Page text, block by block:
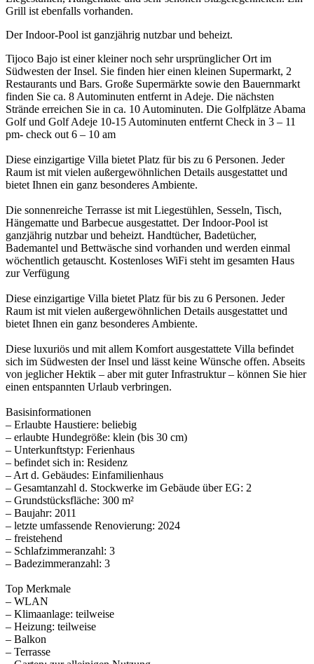
Grill ist ebenfalls vorhanden.
Der Indoor-Pool ist ganzjährig nutzbar und beheizt.
Tijoco Bajo ist einer kleiner noch sehr ursprünglicher Ort im
Südwesten der Insel. Sie finden hier einen kleinen Supermarkt, 2
Restaurants und Bars. Große Supermärkte sowie den Bauernmarkt
finden Sie ca. 8 Autominuten entfernt in Adeje. Die nächsten
Strände erreichen Sie in ca. 10 Autominuten. Die Golfplätze Abama
Golf und Golf Adeje 10-15 Autominuten entfernt Check in 3 – 11
pm- check out 6 – 10 am
Diese einzigartige Villa bietet Platz für bis zu 6 Personen. Jeder
Raum ist mit vielen außergewöhnlichen Details ausgestattet und
bietet Ihnen ein ganz besonderes Ambiente.
Die sonnenreiche Terrasse ist mit Liegestühlen, Sesseln, Tisch,
Hängematte und Barbecue ausgestattet. Der Indoor-Pool ist
ganzjährig nutzbar und beheizt. Handtücher, Badetücher,
Bademantel und Bettwäsche sind vorhanden und werden einmal
wöchentlich getauscht. Kostenloses WiFi steht im gesamten Haus
zur Verfügung
Diese einzigartige Villa bietet Platz für bis zu 6 Personen. Jeder
Raum ist mit vielen außergewöhnlichen Details ausgestattet und
bietet Ihnen ein ganz besonderes Ambiente.
Diese luxuriös und mit allem Komfort ausgestattete Villa befindet
sich im Südwesten der Insel und lässt keine Wünsche offen. Abseits
von jeglicher Hektik – aber mit guter Infrastruktur – können Sie hier
einen entspannten Urlaub verbringen.
Basisinformationen
– Erlaubte Haustiere: beliebig
– erlaubte Hundegröße: klein (bis 30 cm)
– Unterkunftstyp: Ferienhaus
– befindet sich in: Residenz
– Art d. Gebäudes: Einfamilienhaus
– Gesamtanzahl d. Stockwerke im Gebäude über EG: 2
– Grundstücksfläche: 300 m²
– Baujahr: 2011
– letzte umfassende Renovierung: 2024
– freistehend
– Schlafzimmeranzahl: 3
– Badezimmeranzahl: 3
Top Merkmale
– WLAN
– Klimaanlage: teilweise
– Heizung: teilweise
– Balkon
– Terrasse